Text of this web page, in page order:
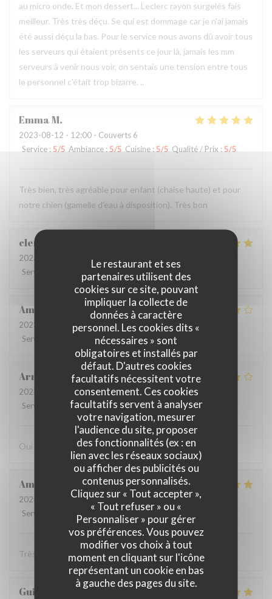
Le restaurant et ses
partenaires utilisent des
cookies sur ce site, pouvant
impliquer la collecte de
données à caractère
personnel. Les cookies dits «
nécessaires » sont
obligatoires et installés par
défaut. D'autres cookies
facultatifs nécessitent votre
consentement. Ces cookies
facultatifs servent à analyser
votre navigation, mesurer
l'audience du site, proposer
des fonctionnalités (ex : en
lien avec les réseaux sociaux)
ou afficher des publicités ou
contenus personnalisés.
Cliquez sur « Tout accepter »,
« Tout refuser » ou «
Personnaliser » pour gérer
vos préférences. Vous pouvez
modifier vos choix à tout
moment en cliquant sur l'icône
représentant un cookie en bas
à gauche des pages du site.
au micro onde. Et mon dessert... Leclerc rayon surgelés fais
meilleur. Très très déçu. Se qui est dommage car je n'ai jamais
été aussi déçu la bas. Pour le service nous avons dû avoir tous
les serveurs qui étaient présents ce jour là, jamais les mm
serveurs à venir nous voir, on sentais une tension entre tous
le personnel c'était trop bizarre. ..
EmmaM
2023-08-12 - 12:00 - Couverts 6
Service : 5/5 Ambiance : 5/5 Cuisine : 5/5 Qualité / Prix : 5/5
Très bien, très agréable pour enfant (chaise haute) et pour
notre chien (gamelle d’eau à disposition). Très bon
clementine
2023-08-05
- 21:30 - Couverts 2
Service
Ambiance /5 Cuisine: Qualité / Prix
Amanda
2023-08-01
- 12:30 - Couverts 3
Service
Ambiance:5/5 Cuisine : 5/5 Qualité / Prix
Arnaud
2023-07-14
- 20:30 - Couverts 3
Service
Ambiance:4/5 Cuisine: 4/5 Qualité / Prix
Oui je recommande fortement ce restaurant
Amélie
2023-07-13
- 20:30 - Couverts 8
Service
Ambiance : 5/5 Cuisine: /5 Qualité / Prix
Très bel accueil, très bon ! Merci !
Guillaume